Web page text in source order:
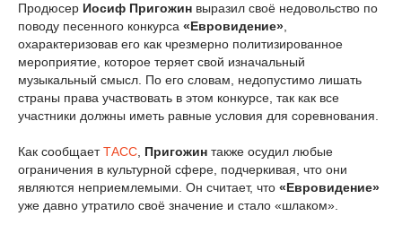
Продюсер Иосиф Пригожин выразил своё недовольство по
поводу песенного конкурса «Евровидение»
охарактеризовав его как чрезмерно политизированное
мероприятие, которое теряет свой изначальный
музыкальный смысл. По его словам, недопустимо лишать
страны права участвовать в этом конкурсе, так как все
участники должны иметь равные условия для соревнования.
Как сообщаетТАСС Пригожин также осудил любые
ограничения в культурной сфере, подчеркивая, что они
являются неприемлемыми. Он считает, что «Евровидение»
уже давно утратило своё значение и стало «шлаком».